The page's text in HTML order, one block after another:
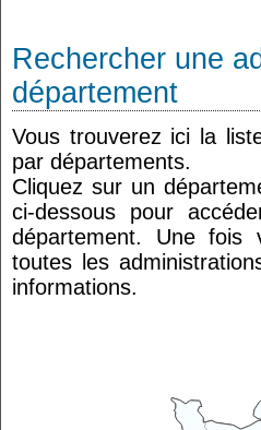
Rechercher une
département
Vous trouverez ici la
par départements.
Cliquez sur un
ci-dessous pour
département. Une fois
toutes les
informations.